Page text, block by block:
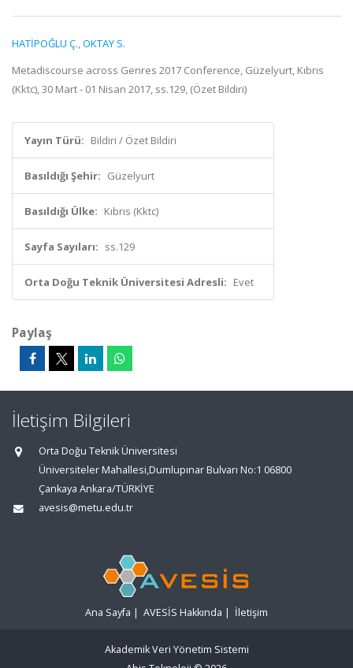
HATİPOĞLU Ç.,OKTAY S.
Metadiscourse across Genres 2017 Conference, Güzelyurt, Kıbrıs
(Kktc), 30 Mart - 01 Nisan 2017, ss.129, (Özet Bildiri)
Yayın Türü: Bildiri / Özet Bildiri
Basıldığı Şehir: Güzelyurt
Basıldığı Ülke: Kıbrıs (Kktc)
Sayfa Sayıları: ss.129
Orta Doğu Teknik Üniversitesi Adresli: Evet
Paylaş
İletişim Bilgileri
Orta Doğu Teknik Üniversitesi
Üniversiteler Mahallesi,Dumlupınar Bulvarı No:1 06800
Çankaya Ankara/TÜRKİYE
avesis@metu.edu.tr
Ana Sayfa | AVESİS Hakkında | İletişim
Akademik Veri Yönetim Sistemi